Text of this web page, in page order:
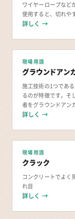
ワイヤーロープなど
使用すると、切れや
詳しく →
現場用語
グラウンドアン
施工技術の1つであ
るのが特徴です。そ
者をグラウンドアンカー施工士
士とは？ グラ
詳しく →
現場用語
クラック
コンクリートでよく
れ目
詳しく →